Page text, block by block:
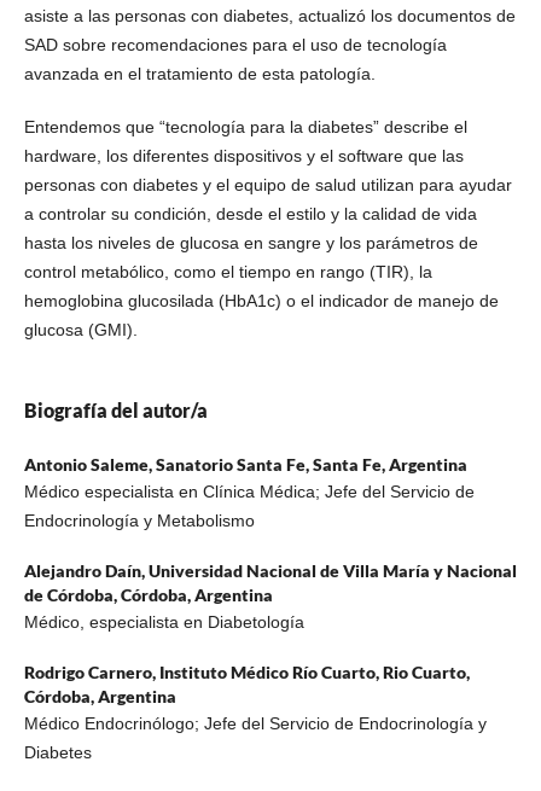
asiste a las personas con diabetes, actualizó los documentos de
SAD sobre recomendaciones para el uso de tecnología
avanzada en el tratamiento de esta patología.
Entendemos que “tecnología para la diabetes” describe el
hardware, los diferentes dispositivos y el software que las
personas con diabetes y el equipo de salud utilizan para ayudar
a controlar su condición, desde el estilo y la calidad de vida
hasta los niveles de glucosa en sangre y los parámetros de
control metabólico, como el tiempo en rango (TIR), la
hemoglobina glucosilada (HbA1c) o el indicador de manejo de
glucosa (GMI).
Biografía del autor/a
Antonio Saleme,Sanatorio Santa Fe, Santa Fe, Argentina
Médico especialista en Clínica Médica; Jefe del Servicio de
Endocrinología y Metabolismo
Alejandro Daín,Universidad Nacional de Villa María y Nacional
de Córdoba, Córdoba, Argentina
Médico, especialista en Diabetología
Rodrigo Carnero, Instituto Médico Río Cuarto, Rio Cuarto,
Córdoba, Argentina
Médico Endocrinólogo; Jefe del Servicio de Endocrinología y
Diabetes